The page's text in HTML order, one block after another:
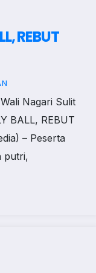
REBUT
Nagari Sulit
BALL, REBUT
– Peserta
putri,